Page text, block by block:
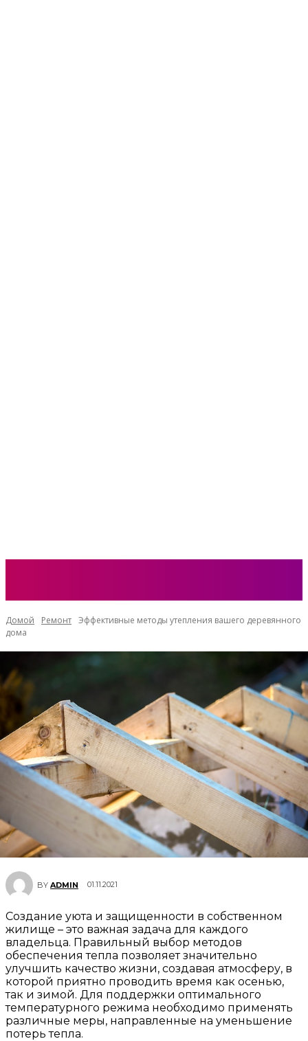
Домой Ремонт Эффективные методы утепления вашего деревянного
дома
BY ADMIN 01.11.2021
Создание уюта и защищенности в собственном
жилище – это важная задача для каждого
владельца. Правильный выбор методов
обеспечения тепла позволяет значительно
улучшить качество жизни, создавая атмосферу, в
которой приятно проводить время как осенью,
так и зимой. Для поддержки оптимального
температурного режима необходимо применять
различные меры, направленные на уменьшение
потерь тепла.